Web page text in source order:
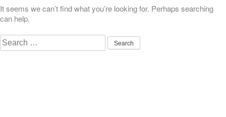
It seems we can’t find what you’re looking for. Perhaps searching
can help.
Search
for: